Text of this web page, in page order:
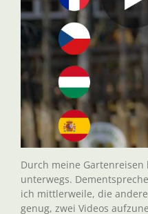
Durch meine
unterwegs.
ich mittlerweile, die
genug, zwei Videos